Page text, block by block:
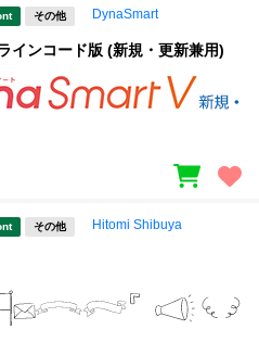
その他 DynaSmart
インコード版 (新規・更新兼用)
その他 Hitomi Shibuya